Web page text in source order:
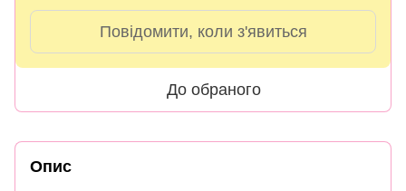
Повідомити, коли з'явиться
До обраного
Опис